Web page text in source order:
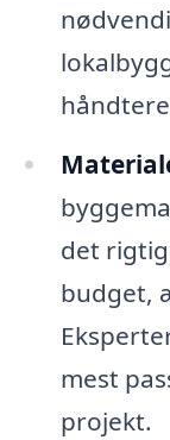
det
budget,
mest
projekt.